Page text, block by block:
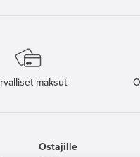
maksut
Ostajille